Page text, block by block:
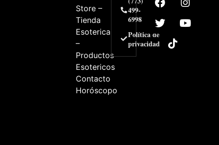
Store –
Tienda
Esoterica
–
Productos
Esotericos
Contacto
Horóscopo
499-
6998
Política de
privacidad